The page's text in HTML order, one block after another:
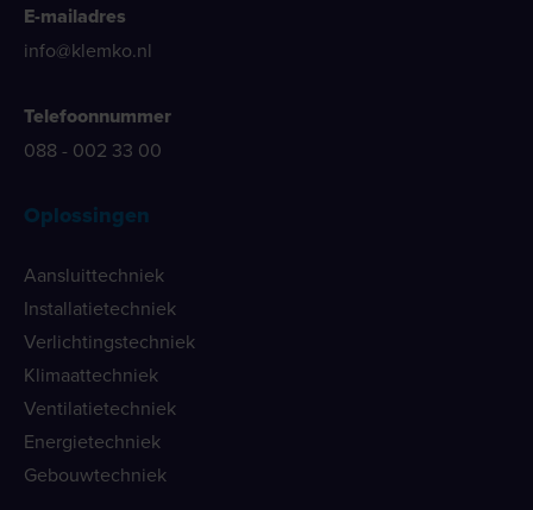
E-mailadres
info@klemko.nl
Telefoonnummer
088 - 002 33 00
Oplossingen
Aansluittechniek
Installatietechniek
Verlichtingstechniek
Klimaattechniek
Ventilatietechniek
Energietechniek
Gebouwtechniek